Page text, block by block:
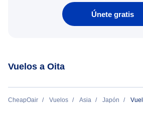
Únete gratis
Vuelos a Oita
Vuelos de Nueva York a Oita
CheapOair Vuelos Asia Japón